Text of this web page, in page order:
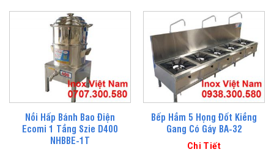
Nồi Hấp Bánh Bao Điện
Ecomi 1 Tầng Szie D400
NHBBE-1T
Bếp Hầm 5 Họng Đốt Kiềng
Gang Có Gáy BA-32
Chi Tiết